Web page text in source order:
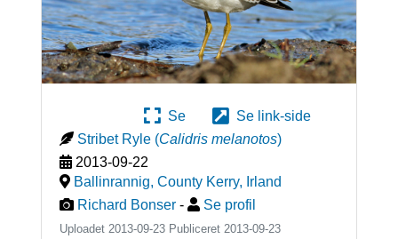
Se
Se link-side
Stribet Ryle (Calidris melanotos)
2013-09-22
Ballinrannig, County Kerry, Irland
Richard Bonser - Se profil
Uploadet 2013-09-23 Publiceret 2013-09-23